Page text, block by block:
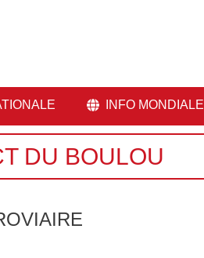
INFO MONDIALE
DU BOULOU